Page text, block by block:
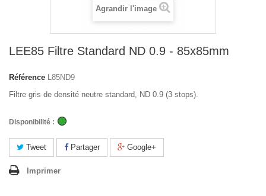
Agrandir l'image
LEE85 Filtre Standard ND 0.9 - 85x85mm
Référence L85ND9
Filtre gris de densité neutre standard, ND 0.9 (3 stops).
Disponibilité :
Tweet Partager Google+
Imprimer